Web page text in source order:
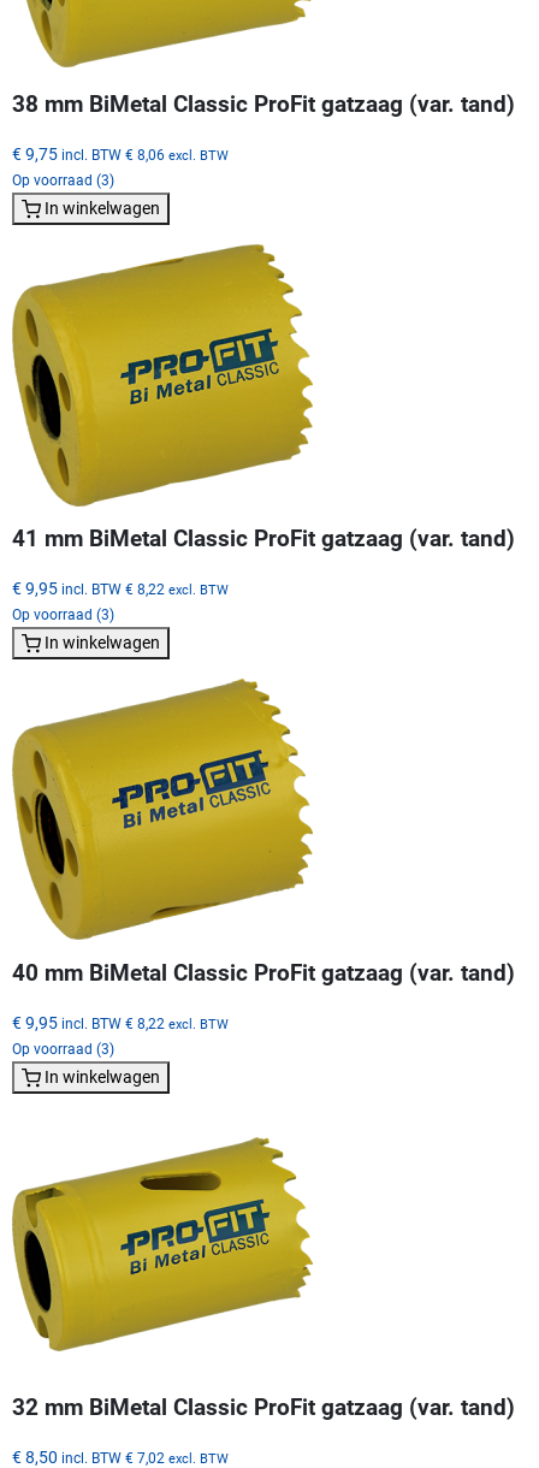
38 mm BiMetal Classic ProFit gatzaag (var. tand)
€ 9,75 incl. BTW € 8,06 excl. BTW
Op voorraad (3)
In winkelwagen
41 mm BiMetal Classic ProFit gatzaag (var. tand)
€ 9,95 incl. BTW € 8,22 excl. BTW
Op voorraad (3)
In winkelwagen
40 mm BiMetal Classic ProFit gatzaag (var. tand)
€ 9,95 incl. BTW € 8,22 excl. BTW
Op voorraad (3)
In winkelwagen
32 mm BiMetal Classic ProFit gatzaag (var. tand)
€ 8,50 incl. BTW € 7,02 excl. BTW